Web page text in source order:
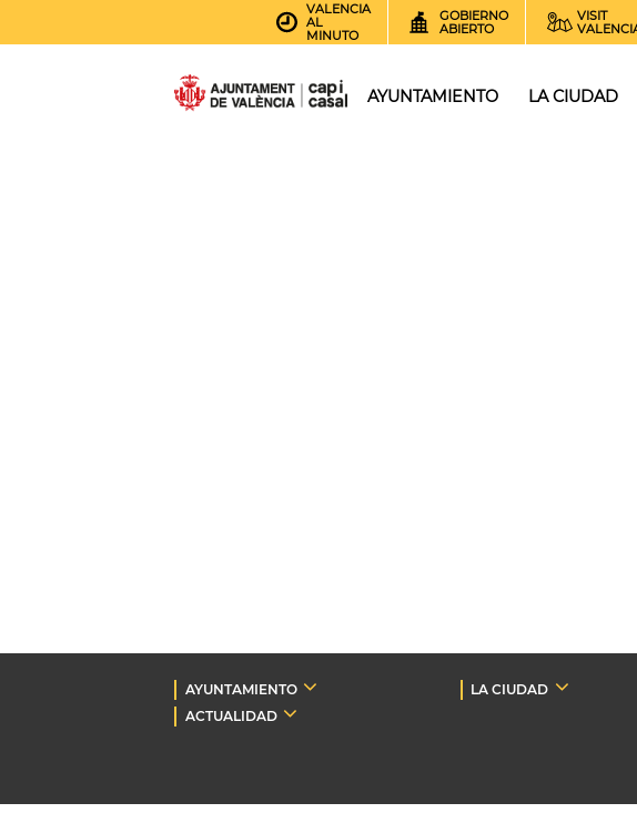
VALENCIA
AL
MINUTO
GOBIERNO
ABIERTO
VISIT
AYUNTAMIENTO LA CIUDAD
AYUNTAMIENTO LA CIUDAD
ACTUALIDAD